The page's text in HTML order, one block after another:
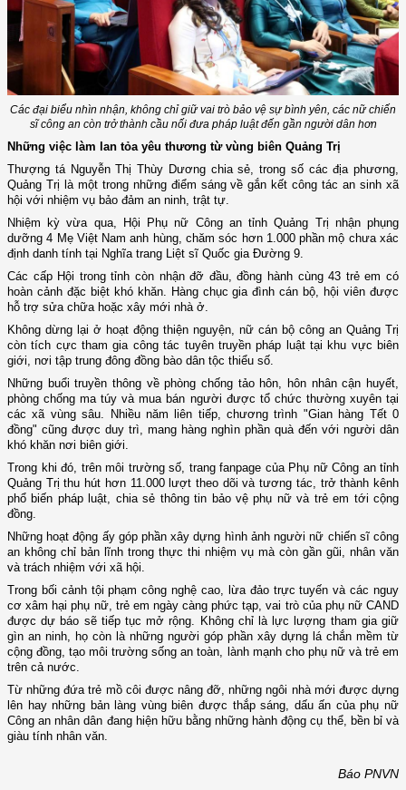
Các đại biểu nhìn nhận, không chỉ giữ vai trò bảo vệ sự bình yên, các nữ chiến
sĩ công an còn trở thành cầu nối đưa pháp luật đến gần người dân hơn
Những việc làm lan tỏa yêu thương từ vùng biên Quảng Trị
Thượng tá Nguyễn Thị Thùy Dương chia sẻ, trong số các địa phương,
Quảng Trị là một trong những điểm sáng về gắn kết công tác an sinh xã
hội với nhiệm vụ bảo đảm an ninh, trật tự.
Nhiệm kỳ vừa qua, Hội Phụ nữ Công an tỉnh Quảng Trị nhận phụng
dưỡng 4 Mẹ Việt Nam anh hùng, chăm sóc hơn 1.000 phần mộ chưa xác
định danh tính tại Nghĩa trang Liệt sĩ Quốc gia Đường 9.
Các cấp Hội trong tỉnh còn nhận đỡ đầu, đồng hành cùng 43 trẻ em có
hoàn cảnh đặc biệt khó khăn. Hàng chục gia đình cán bộ, hội viên được
hỗ trợ sửa chữa hoặc xây mới nhà ở.
Không dừng lại ở hoạt động thiện nguyện, nữ cán bộ công an Quảng Trị
còn tích cực tham gia công tác tuyên truyền pháp luật tại khu vực biên
giới, nơi tập trung đông đồng bào dân tộc thiểu số.
Những buổi truyền thông về phòng chống tảo hôn, hôn nhân cận huyết,
phòng chống ma túy và mua bán người được tổ chức thường xuyên tại
các xã vùng sâu. Nhiều năm liên tiếp, chương trình "Gian hàng Tết 0
đồng" cũng được duy trì, mang hàng nghìn phần quà đến với người dân
khó khăn nơi biên giới.
Trong khi đó, trên môi trường số, trang fanpage của Phụ nữ Công an tỉnh
Quảng Trị thu hút hơn 11.000 lượt theo dõi và tương tác, trở thành kênh
phổ biến pháp luật, chia sẻ thông tin bảo vệ phụ nữ và trẻ em tới cộng
đồng.
Những hoạt động ấy góp phần xây dựng hình ảnh người nữ chiến sĩ công
an không chỉ bản lĩnh trong thực thi nhiệm vụ mà còn gần gũi, nhân văn
và trách nhiệm với xã hội.
Trong bối cảnh tội phạm công nghệ cao, lừa đảo trực tuyến và các nguy
cơ xâm hại phụ nữ, trẻ em ngày càng phức tạp, vai trò của phụ nữ CAND
được dự báo sẽ tiếp tục mở rộng. Không chỉ là lực lượng tham gia giữ
gìn an ninh, họ còn là những người góp phần xây dựng lá chắn mềm từ
cộng đồng, tạo môi trường sống an toàn, lành mạnh cho phụ nữ và trẻ em
trên cả nước.
Từ những đứa trẻ mồ côi được nâng đỡ, những ngôi nhà mới được dựng
lên hay những bản làng vùng biên được thắp sáng, dấu ấn của phụ nữ
Công an nhân dân đang hiện hữu bằng những hành động cụ thể, bền bỉ và
giàu tính nhân văn.
Báo PNVN